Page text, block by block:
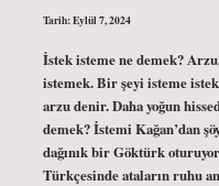
Tarih: Eylül 7, 2024
İstek isteme ne demek?
istemek. Bir şeyi isteme
arzu denir. Daha yoğun
demek? İstemi Kağan’dan
dağınık bir Göktürk
Türkçesinde ataların ruhu